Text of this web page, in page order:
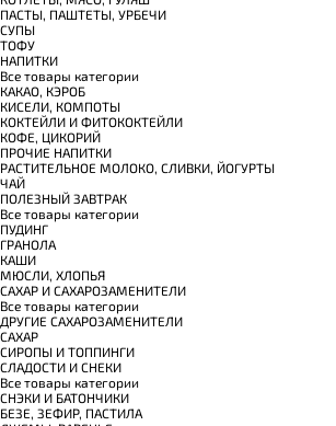
ПАСТЫ, ПАШТЕТЫ, УРБЕЧИ
СУПЫ
ТОФУ
НАПИТКИ
Все товары категории
КАКАО, КЭРОБ
КИСЕЛИ, КОМПОТЫ
КОКТЕЙЛИ И ФИТОКОКТЕЙЛИ
КОФЕ, ЦИКОРИЙ
ПРОЧИЕ НАПИТКИ
РАСТИТЕЛЬНОЕ МОЛОКО, СЛИВКИ, ЙОГУРТЫ
ЧАЙ
ПОЛЕЗНЫЙ ЗАВТРАК
Все товары категории
ПУДИНГ
ГРАНОЛА
КАШИ
МЮСЛИ, ХЛОПЬЯ
САХАР И САХАРОЗАМЕНИТЕЛИ
Все товары категории
ДРУГИЕ САХАРОЗАМЕНИТЕЛИ
САХАР
СИРОПЫ И ТОППИНГИ
СЛАДОСТИ И СНЕКИ
Все товары категории
СНЭКИ И БАТОНЧИКИ
БЕЗЕ, ЗЕФИР, ПАСТИЛА